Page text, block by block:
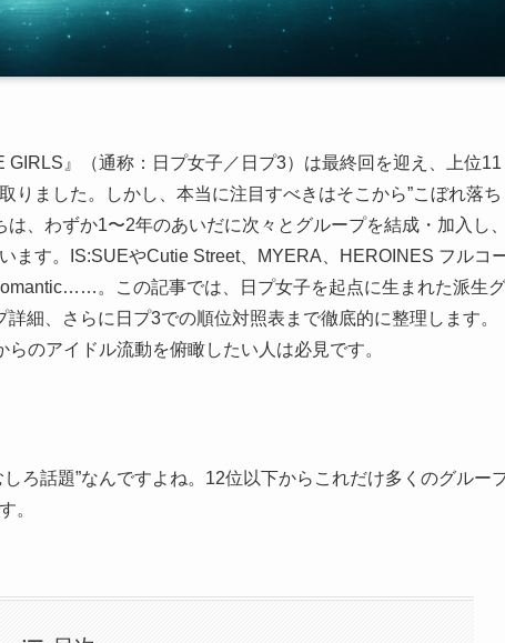
』（通称：日プ女子／日プ3）は最終回を迎え、上位11
りました。しかし、本当に注目すべきはそこから”こぼれ落ち
、わずか1〜2年のあいだに次々とグループを結成・加入し、
ます。IS:SUEやCutie Street、MYERA、HEROINES フルコ
。この記事では、日プ女子を起点に生まれた派生グ
細、さらに日プ3での順位対照表まで徹底的に整理します。
のアイドル流動を俯瞰したい人は必見です。
ろ話題”なんですよね。12位以下からこれだけ多くのグルー
。